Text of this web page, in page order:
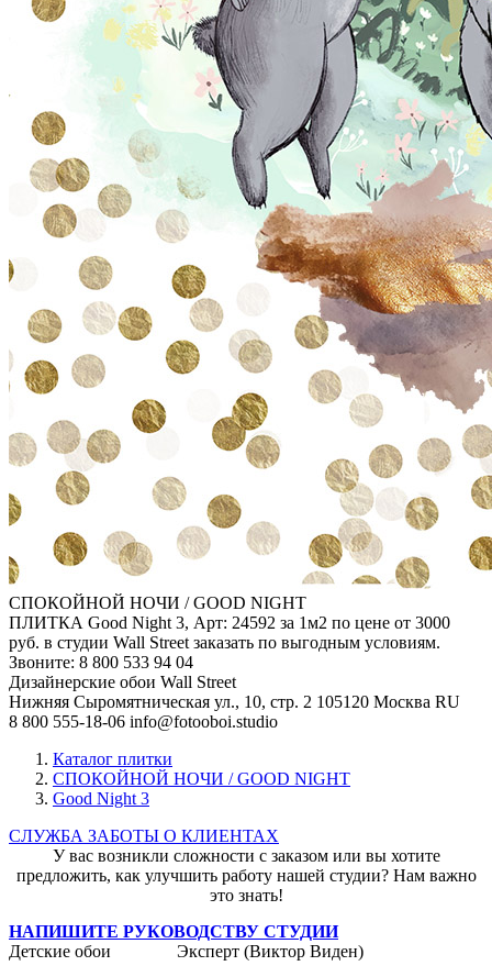
СПОКОЙНОЙ НОЧИ / GOOD NIGHT
ПЛИТКА Good Night 3, Арт: 24592 за 1м2 по цене от 3000
руб. в студии Wall Street заказать по выгодным условиям.
Звоните: 8 800 533 94 04
Дизайнерские обои Wall Street
Нижняя Сыромятническая ул., 10, стр. 2 105120 Москва RU
8 800 555-18-06 info@fotooboi.studio
Каталог плитки
СПОКОЙНОЙ НОЧИ / GOOD NIGHT
Good Night 3
СЛУЖБА ЗАБОТЫ О КЛИЕНТАХ
У вас возникли сложности с заказом или вы хотите
предложить, как улучшить работу нашей студии? Нам важно
это знать!
НАПИШИТЕ РУКОВОДСТВУ СТУДИИ
Детские обои
Эксперт (Виктор Виден)